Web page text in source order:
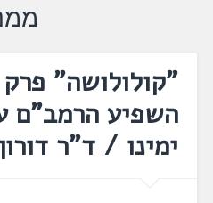
השפיע הרמב"ם
ימינו / ד"ר